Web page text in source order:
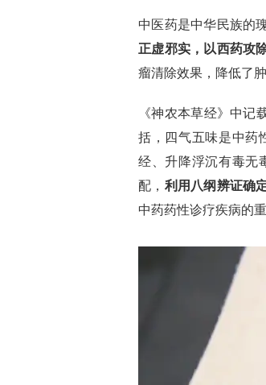
中医药是中华民族的
正虚邪实，以西药攻
瘤清除效果，降低了
《神农本草经》中记
括，四气五味是中药
经、升降浮沉有毒无
配， 利用八纲辨证确
中药药性诊疗疾病的重